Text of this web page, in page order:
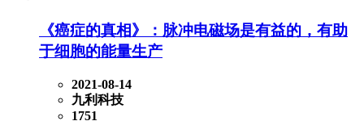
《癌症的真相》：脉冲电磁场是有益的，有助
于细胞的能量生产
2021-08-14
九利科技
1751